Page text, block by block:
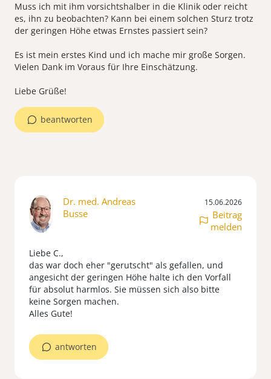
Muss ich mit ihm vorsichtshalber in die Klinik oder reicht
es, ihn zu beobachten? Kann bei einem solchen Sturz trotz
der geringen Höhe etwas Ernstes passiert sein?
Es ist mein erstes Kind und ich mache mir große Sorgen.
Vielen Dank im Voraus für Ihre Einschätzung.
Liebe Grüße!
beantworten
Dr. med. Andreas
Busse
15.06.2026
Beitrag
melden
Liebe C.,
das war doch eher "gerutscht" als gefallen, und
angesicht der geringen Höhe halte ich den Vorfall
für absolut harmlos. Sie müssen sich also bitte
keine Sorgen machen.
Alles Gute!
antworten